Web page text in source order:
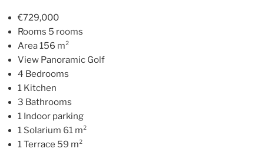
€729,000
Rooms 5 rooms
Area 156 m²
View Panoramic Golf
4 Bedrooms
1 Kitchen
3 Bathrooms
1 Indoor parking
1 Solarium 61 m²
1 Terrace 59 m²